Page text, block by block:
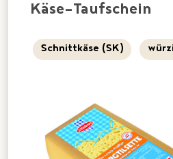
Käse-Taufschein
Schnittkäse (SK)